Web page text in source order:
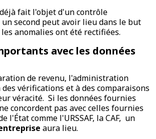
fait l'objet d'un contrôle
second peut avoir lieu dans le but
anomalies ont été rectifiées.
avec les données
de revenu, l'administration
vérifications et à des comparaisons
véracité. Si les données fournies
concordent pas avec celles fournies
l'État comme l'URSSAF, la CAF, un
aura lieu.